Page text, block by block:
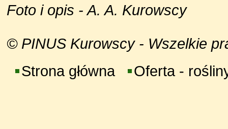
Foto i opis - A. A. Kurowscy
© PINUS Kurowscy - Wszelkie
Strona główna
Oferta -